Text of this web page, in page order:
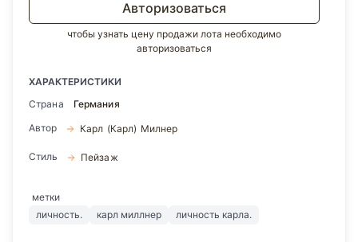
Авторизоваться
чтобы узнать цену продажи лота необходимо
авторизоваться
ХАРАКТЕРИСТИКИ
Страна
Германия
Автор
Карл (Карл) Милнер
Стиль Пейзаж
метки
личность.
карл миллнер личность карла.